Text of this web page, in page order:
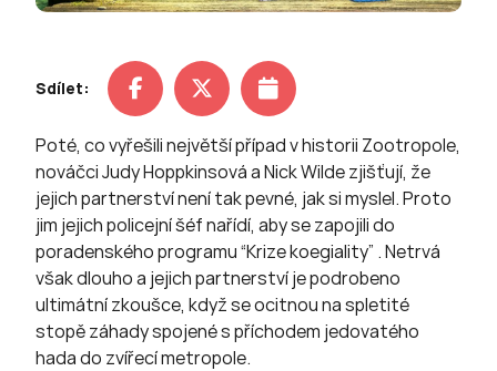
Sdílet:
Poté, co vyřešili největší případ v historii Zootropole,
nováčci Judy Hoppkinsová a Nick Wilde zjišťují, že
jejich partnerství není tak pevné, jak si myslel. Proto
jim jejich policejní šéf nařídí, aby se zapojili do
poradenského programu “Krize koegiality” . Netrvá
však dlouho a jejich partnerství je podrobeno
ultimátní zkoušce, když se ocitnou na spletité
stopě záhady spojené s příchodem jedovatého
hada do zvířecí metropole.